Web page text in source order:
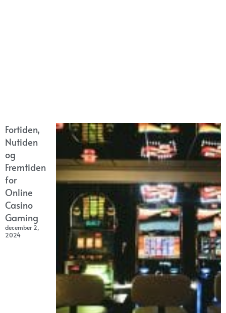
Fortiden,
Nutiden
og
Fremtiden
for
Online
Casino
Gaming
december 2,
2024